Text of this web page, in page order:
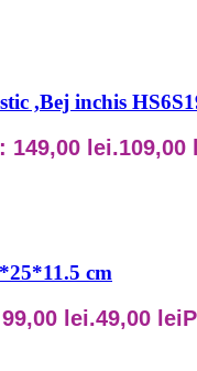
,Bej inchis
149,00 lei.109,00
cm
lei.49,00 lei